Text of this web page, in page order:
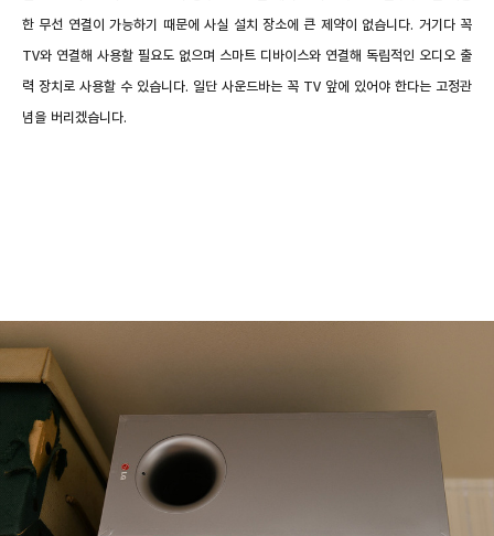
한 무선 연결이 가능하기 때문에 사실 설치 장소에 큰 제약이 없습니다. 거기다 꼭
TV와 연결해 사용할 필요도 없으며 스마트 디바이스와 연결해 독립적인 오디오 출
력 장치로 사용할 수 있습니다. 일단 사운드바는 꼭 TV 앞에 있어야 한다는 고정관
념을 버리겠습니다.